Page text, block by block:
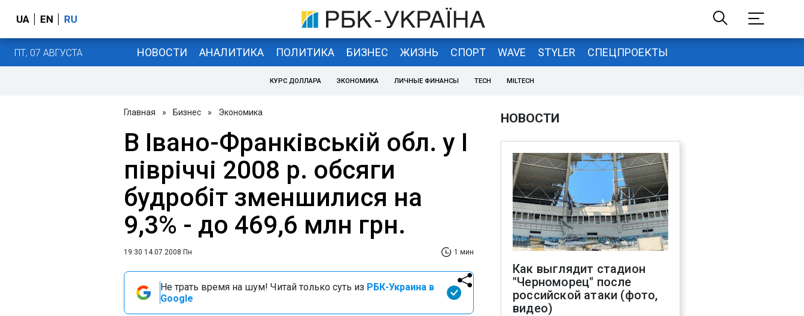
UA EN RU
ПТ, 07 АВГУСТА НОВОСТИ АНАЛИТИКА ПОЛИТИКА БИЗНЕС ЖИЗНЬ СПОРТ WAVE STYLER СПЕЦПРОЕКТЫ
КУРС ДОЛЛАРА ЭКОНОМИКА ЛИЧНЫЕ ФИНАНСЫ TECH MILTECH
Главная » Бизнес » Экономика
В Івано-Франківській обл. у I
півріччі 2008 р. обсяги
будробіт зменшилися на
9,3% - до 469,6 млн грн.
19:30 14.07.2008 Пн 1 мин
Не трать время на шум! Читай только суть из РБК-Украина в
Google
НОВОСТИ
Как выглядит стадион
"Черноморец" после
российской атаки (фото,
видео)